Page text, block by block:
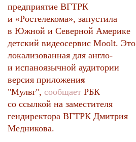
предприятие ВГТРК
и «Ростелекома», запустила
в Южной и Северной Америке
детский видеосервис Moolt. Это
локализованная для англо-
и испаноязычной аудитории
версия приложения
«
"Мульт", сообщает РБК
со ссылкой на заместителя
гендиректора ВГТРК Дмитрия
Медникова.